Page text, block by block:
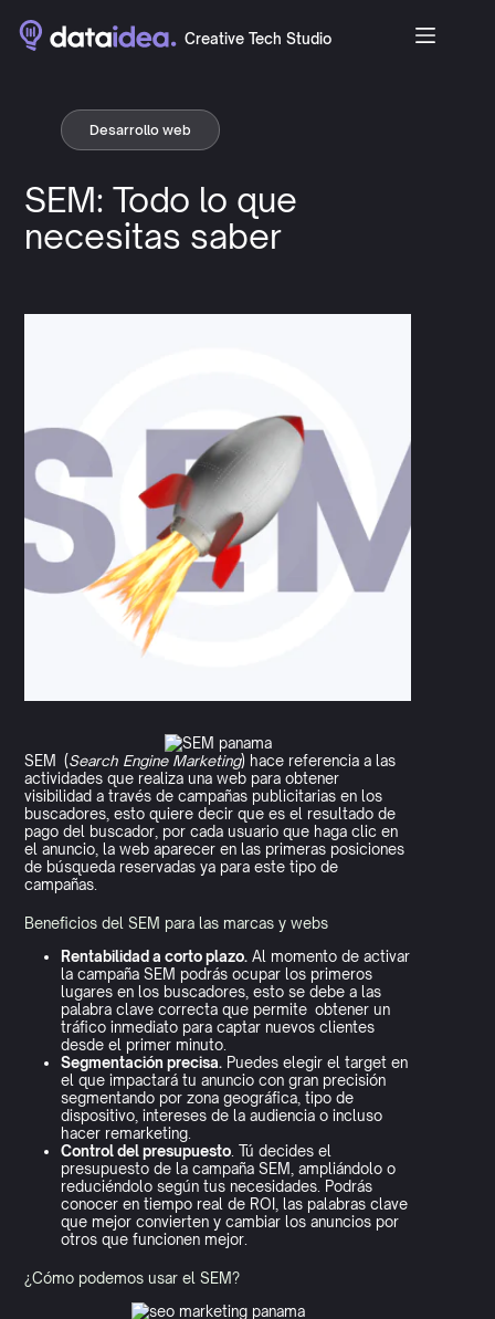
Creative Tech Studio
Desarrollo web
SEM: Todo lo que
necesitas saber
SEM (Search Engine Marketing) hace referencia a las
actividades que realiza una web para obtener
visibilidad a través de campañas publicitarias en los
buscadores, esto quiere decir que es el resultado de
pago del buscador, por cada usuario que haga clic en
el anuncio, la web aparecer en las primeras posiciones
de búsqueda reservadas ya para este tipo de
campañas.
Beneficios del SEM para las marcas y webs
Rentabilidad a corto plazo.Al momento de activar
la campaña SEM podrás ocupar los primeros
lugares en los buscadores, esto se debe a las
palabra clave correcta que permite obtener un
tráfico inmediato para captar nuevos clientes
desde el primer minuto.
Segmentación precisa.Puedes elegir el target en
el que impactará tu anuncio con gran precisión
segmentando por zona geográfica, tipo de
dispositivo, intereses de la audiencia o incluso
hacer remarketing.
Control del presupuesto. Tú decides el
presupuesto de la campaña SEM, ampliándolo o
reduciéndolo según tus necesidades. Podrás
conocer en tiempo real de ROI, las palabras clave
que mejor convierten y cambiar los anuncios por
otros que funcionen mejor.
¿Cómo podemos usar el SEM?